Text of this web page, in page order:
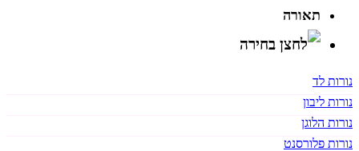
תאורה
נורות לד
נורות ליבון
נורות הלוגן
נורות פלורסנט